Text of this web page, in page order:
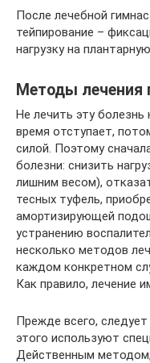
После лечебной
тейпирование –
нагрузку на
Методы лечения
Не лечить эту
время отступает,
силой. Поэтому
болезни: снизить
лишним весом),
тесных туфель,
амортизирующей
устранению
несколько методов
каждом конкретном
Как правило, лечение
Прежде всего,
этого используют
Действенным